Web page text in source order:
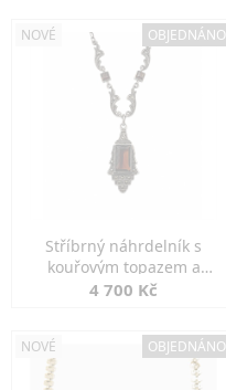
NOVÉ OBJEDNÁNO
Stříbrný náhrdelník s
kouřovým topazem a
markazity
4 700 Kč
NOVÉ OBJEDNÁNO